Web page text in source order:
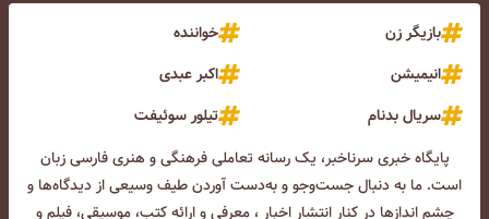
بازیگر زن
خواننده
انیمیشن
اکبر عبدی
سریال بدنام
تیلور سوئیفت
پایگاه خبری سرناخبر، یک رسانه تعاملی فرهنگی و هنری فارسی زبان
است. ما به دنبال جست‌و‌جو و به‌دست آوردن طیف وسیعی از دیدگاه‌ها و
چشم انداز‌ها در کنار انتشار اخبار ، معرفی و ارائه کتب، موسیقی، فیلم و